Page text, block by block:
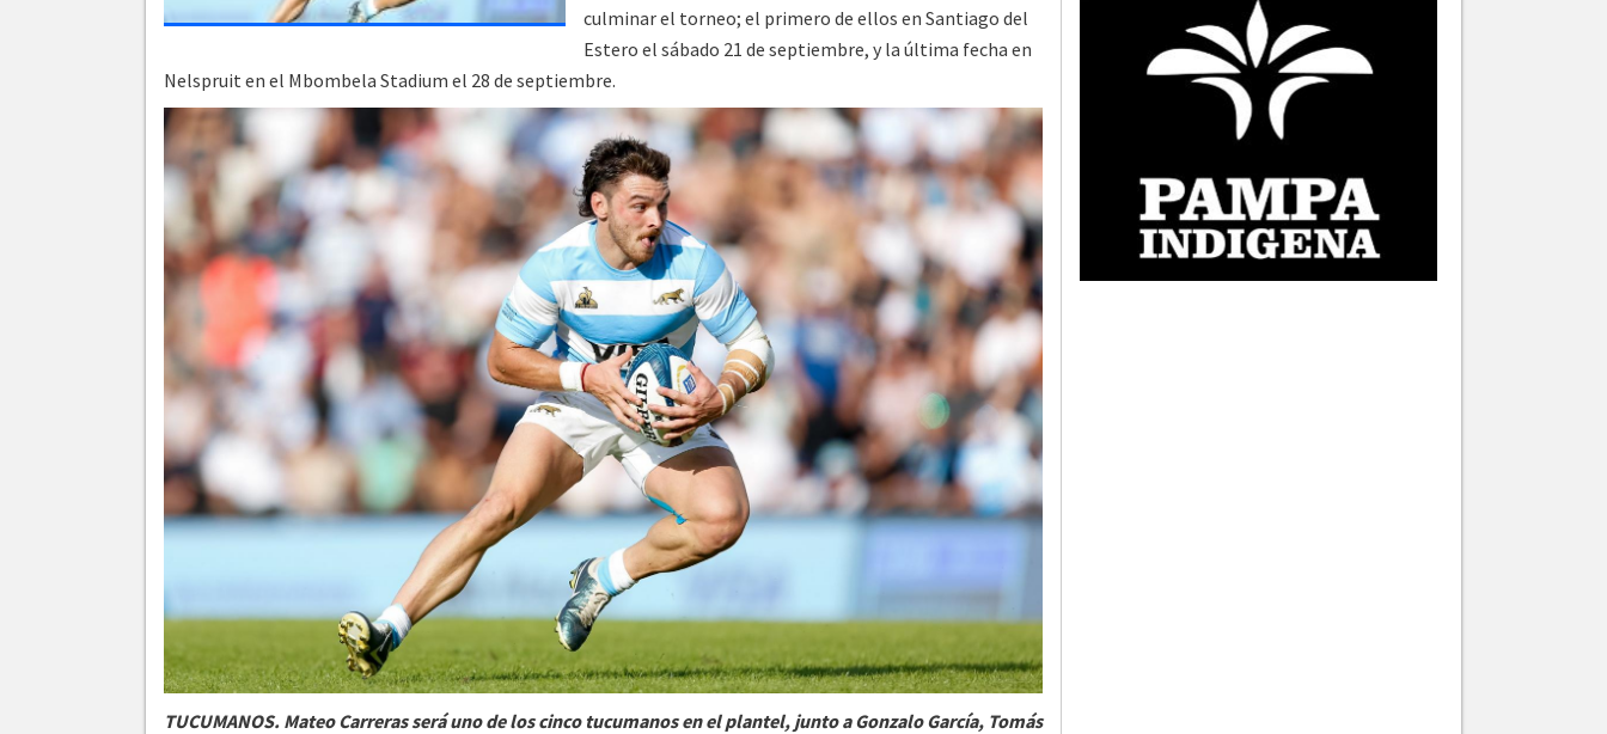
culminar el torneo; el primero de ellos en Santiago del
Estero el sábado 21 de septiembre, y la última fecha en
Nelspruit en el Mbombela Stadium el 28 de septiembre.
TUCUMANOS. Mateo Carreras será uno de los cinco tucumanos en el plantel, junto a Gonzalo García, Tomás